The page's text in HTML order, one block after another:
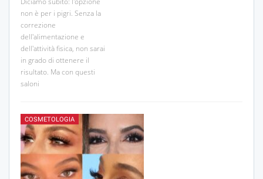
non è per i pigri. Senza la
correzione
dell'alimentazione e
dell'attività fisica, non sarai
in grado di ottenere il
risultato. Ma con questi
saloni
COSMETOLOGIA